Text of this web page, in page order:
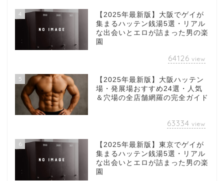
4
【2025年最新版】大阪でゲイが
集まるハッテン銭湯5選・リアル
な出会いとエロが詰まった男の楽
園
64126 view
5
【2025年最新版】大阪ハッテン
場・発展場おすすめ24選・人気
＆穴場の全店舗網羅の完全ガイド
63334 view
6
【2025年最新版】東京でゲイが
集まるハッテン銭湯5選・リアル
な出会いとエロが詰まった男の楽
園